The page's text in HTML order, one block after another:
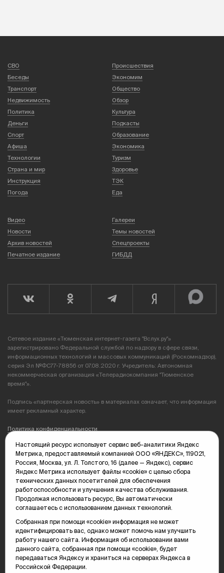
СВО
Происшествия
Беседы
Экономим
Транспорт
Общество
Недвижимость
Обзор
Политика
Культура
Деньги
Подкасты
Спорт
Образование
Афиша
Экономика
Технологии
Туризм
Страна и мир
Здоровье
Инструкция
ТЭК
Погода
Еда
Видео
Галереи
Новости
Темы новостей
Архив новостей
Спецпроекты
Печатное издание
ГИБДД
Сетевое издание «Тюменская интернет-газета "Вслух.ру"»
зарегистрировано Федеральной службой по надзору в сфере связи,
информационных технологий и массовых коммуникаций (Роскомнадзор),
серия Эл №ФС77-78856 от 07.08.2020 г. Учредитель: Автономная
некоммерческая организация «Телерадиокомпания "Тюменское
время"».
Подпись «партнерская новость» в материалах означает, что информация
имеет рекламный характер.
Политика конфиденциальности
Редакция: 625035, Тюмень, пр. Геологоразведчиков, 28А
(3452) 68-89-05
edit@vsluh.ru
Главный редактор: Панкина Т.Ю.
kika@vsluh.ru
По вопросам рекламы:
(3452) 68-89-78
kotovaev@sibinformburo.ru
mim@vsluh.ru
Настоящий ресурс использует сервис веб-аналитики Яндекс
Метрика, предоставляемый компанией ООО «ЯНДЕКС», 119021,
Россия, Москва, ул. Л. Толстого, 16 (далее — Яндекс), сервис
Яндекс Метрика использует файлы «cookie» с целью сбора
технических данных посетителей для обеспечения
работоспособности и улучшения качества обслуживания.
Продолжая использовать ресурс, Вы автоматически
соглашаетесь с использованием данных технологий.
Собранная при помощи «cookie» информация не может
идентифицировать вас, однако может помочь нам улучшить
работу нашего сайта. Информация об использовании вами
данного сайта, собранная при помощи «cookie», будет
передаваться Яндексу и храниться на серверах Яндекса в
Российской Федерации.